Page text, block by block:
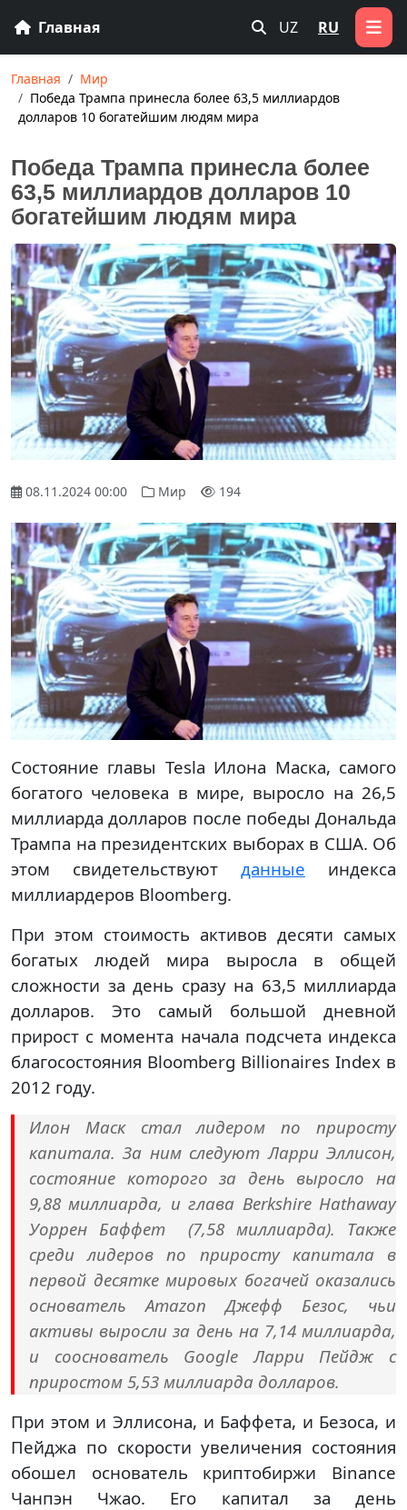
Главная UZ RU
Главная
Мир
Победа Трампа принесла более 63,5 миллиардов
долларов 10 богатейшим людям мира
Победа Трампа принесла более
63,5 миллиардов долларов 10
богатейшим людям мира
08.11.2024 00:00 Мир 194
Состояние главы Tesla Илона Маска, самого
богатого человека в мире, выросло на 26,5
миллиарда долларов после победы Дональда
Трампа на президентских выборах в США. Об
этом свидетельствуют данные индекса
миллиардеров Bloomberg.
При этом стоимость активов десяти самых
богатых людей мира выросла в общей
сложности за день сразу на 63,5 миллиарда
долларов. Это самый большой дневной
прирост с момента начала подсчета индекса
благосостояния Bloomberg Billionaires Index в
2012 году.
Илон Маск стал лидером по приросту
капитала. За ним следуют Ларри Эллисон,
состояние которого за день выросло на
9,88 миллиарда, и глава Berkshire Hathaway
Уоррен Баффет (7,58 миллиарда). Также
среди лидеров по приросту капитала в
первой десятке мировых богачей оказались
основатель Amazon Джефф Безос, чьи
активы выросли за день на 7,14 миллиарда,
и сооснователь Google Ларри Пейдж с
приростом 5,53 миллиарда долларов.
При этом и Эллисона, и Баффета, и Безоса, и
Пейджа по скорости увеличения состояния
обошел основатель криптобиржи Binance
Чанпэн Чжао. Его капитал за день